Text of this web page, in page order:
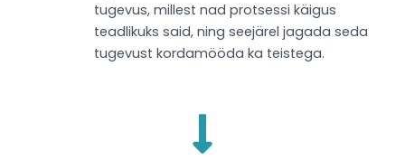
tugevus, millest nad protsessi käigus
teadlikuks said, ning seejärel jagada seda
tugevust kordamööda ka teistega.